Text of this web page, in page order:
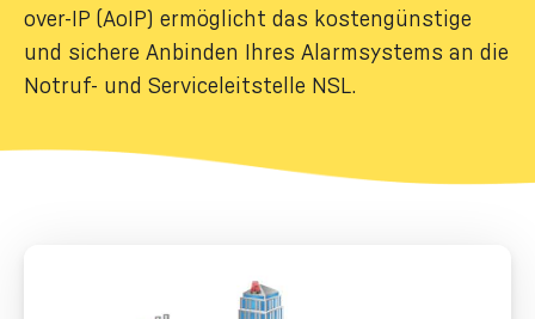
over-IP (AoIP) ermöglicht das kostengünstige
und sichere Anbinden Ihres Alarmsystems an die
Notruf- und Serviceleitstelle NSL.